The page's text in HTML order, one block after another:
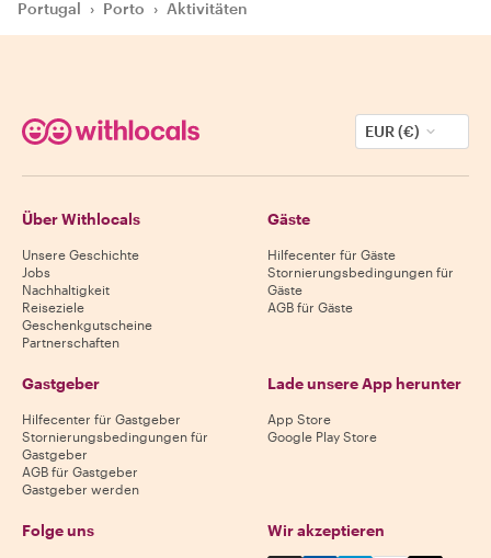
Portugal › Porto › Aktivitäten
EUR (€)
Über Withlocals
Unsere Geschichte
Jobs
Nachhaltigkeit
Reiseziele
Geschenkgutscheine
Partnerschaften
Gäste
Hilfecenter für Gäste
Stornierungsbedingungen für
Gäste
AGB für Gäste
Gastgeber
Hilfecenter für Gastgeber
Stornierungsbedingungen für
Gastgeber
AGB für Gastgeber
Gastgeber werden
Lade unsere App herunter
App Store
Google Play Store
Folge uns Wir akzeptieren